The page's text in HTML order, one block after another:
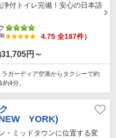
付トイレ完備！安心の日本語
4.75 全187件）
31,705円～
ガーディア空港からタクシーで約
4分。
YORK)
・ミッドタウンに位置する変